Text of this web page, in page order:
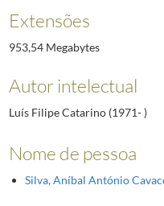
Extensões
953,54 Megabytes
Autor intelectual
Luís Filipe Catarino (1971- )
Nome de pessoa
Silva, Aníbal António